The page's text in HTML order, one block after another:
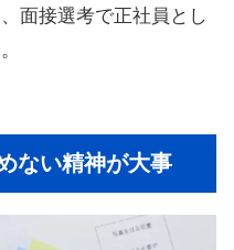
面接選考で正社員とし
ない精神が大事